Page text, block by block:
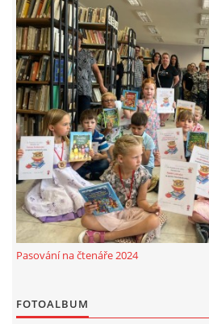
E-KNIHY DO KAŽDÉ KNIHOVNY
GRANTY A DOTACE
MOBILNÍ APLIKACE
FREE WIFI
VÝZNAČNÍ RODÁCI
FOTOALBUM
PODĚKOVÁNÍ
Pasování na čtenáře 2024
FOTOALBUM